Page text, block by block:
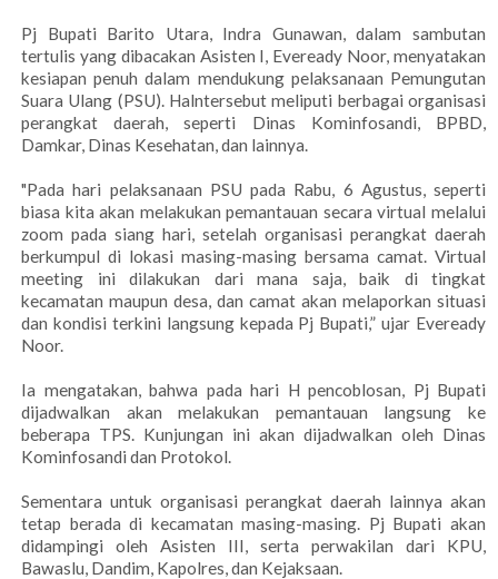
Pj Bupati Barito Utara, Indra Gunawan, dalam sambutan
tertulis yang dibacakan Asisten I, Eveready Noor, menyatakan
kesiapan penuh dalam mendukung pelaksanaan Pemungutan
Suara Ulang (PSU). Halntersebut meliputi berbagai organisasi
perangkat daerah, seperti Dinas Kominfosandi, BPBD,
Damkar, Dinas Kesehatan, dan lainnya.
"Pada hari pelaksanaan PSU pada Rabu, 6 Agustus, seperti
biasa kita akan melakukan pemantauan secara virtual melalui
zoom pada siang hari, setelah organisasi perangkat daerah
berkumpul di lokasi masing-masing bersama camat. Virtual
meeting ini dilakukan dari mana saja, baik di tingkat
kecamatan maupun desa, dan camat akan melaporkan situasi
dan kondisi terkini langsung kepada Pj Bupati,” ujar Eveready
Noor.
Ia mengatakan, bahwa pada hari H pencoblosan, Pj Bupati
dijadwalkan akan melakukan pemantauan langsung ke
beberapa TPS. Kunjungan ini akan dijadwalkan oleh Dinas
Kominfosandi dan Protokol.
Sementara untuk organisasi perangkat daerah lainnya akan
tetap berada di kecamatan masing-masing. Pj Bupati akan
didampingi oleh Asisten III, serta perwakilan dari KPU,
Bawaslu, Dandim, Kapolres, dan Kejaksaan.